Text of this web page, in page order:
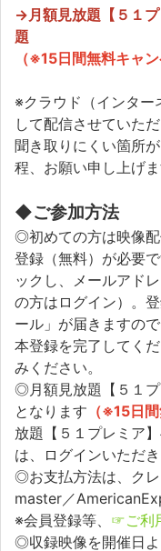
→月額見放題【５１
題
（※15日間無料キャン
※クラウド（インター
して配信させていた
聞き取りにくい箇所
程、お願い申し上げま
◆ご参加方法
◎初めての方は映像
登録（無料）が必要
ックし、メールアド
の方はログイン）。
ール」が届きますの
本登録を完了してく
みください。
◎月額見放題【５１
となります （※15日
放題【５１プレミア
は、ログインいただ
◎お支払方法は、ク
master／
※会員登録等、 ☞ご利
◎収録映像を開催日